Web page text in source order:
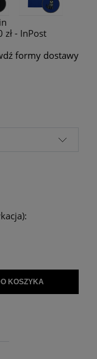
zł - InPost
formy dostawy
KOSZYKA